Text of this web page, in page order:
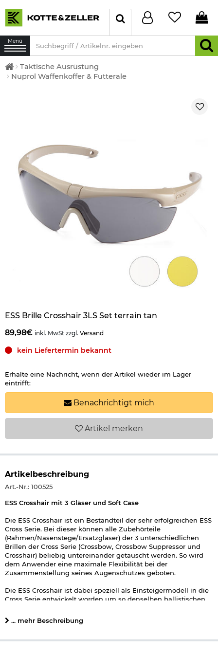
Menü
Taktische Ausrüstung
Nuprol Waffenkoffer & Futterale
ESS Brille Crosshair 3LS Set terrain tan
89,98€ inkl. MwSt zzgl. Versand
kein Liefertermin bekannt
Erhalte eine Nachricht, wenn der Artikel wieder im Lager
eintrifft:
Benachrichtigt mich
Artikel merken
Artikelbeschreibung
Art.-Nr.: 100525
ESS Crosshair mit 3 Gläser und Soft Case
Die ESS Crosshair ist ein Bestandteil der sehr erfolgreichen ESS
Cross Serie. Bei dieser können alle Zubehörteile
(Rahmen/Nasenstege/Ersatzgläser) der 3 unterschiedlichen
Brillen der Cross Serie (Crossbow, Crossbow Suppressor und
Crosshair) beliebig untereinander getauscht werden. So wird
dem Anwender eine maximale Flexibilität bei der
Zusammenstellung seines Augenschutzes geboten.
Die ESS Crosshair ist dabei speziell als Einsteigermodell in die
Cross Serie entwickelt worden um so denselben ballistischen
etwas günstiger anbieten zu können.
speziellen Form einen sehr hohen Komfort bei den meisten
... mehr Beschreibung